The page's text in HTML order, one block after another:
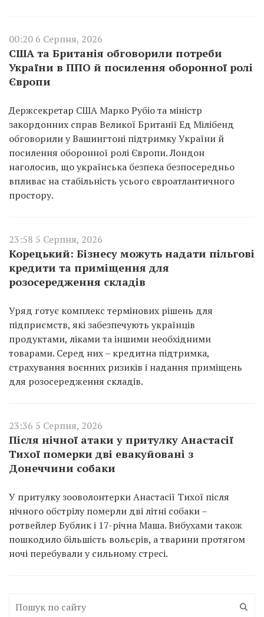
00:20 6 Серпня, 2026
США та Британія обговорили потреби
України в ППО й посилення оборонної ролі
Європи
Держсекретар США Марко Рубіо та міністр
закордонних справ Великої Британії Ед Мілібенд
обговорили у Вашингтоні підтримку України й
посилення оборонної ролі Європи. Лондон
наголосив, що українська безпека безпосередньо
впливає на стабільність усього євроатлантичного
простору.
23:58 5 Серпня, 2026
Корецький: Бізнесу можуть надати пільгові
кредити та приміщення для
розосередження складів
Уряд готує комплекс термінових рішень для
підприємств, які забезпечують українців
продуктами, ліками та іншими необхідними
товарами. Серед них – кредитна підтримка,
страхування воєнних ризиків і надання приміщень
для розосередження складів.
23:36 5 Серпня, 2026
Після нічної атаки у притулку Анастасії
Тихої померки дві евакуйовані з
Донеччини собаки
У притулку зооволонтерки Анастасії Тихої після
нічного обстрілу померли дві літні собаки –
ротвейлер Бублик і 17-річна Маша. Вибухами також
пошкодило більшість вольєрів, а тварини протягом
ночі перебували у сильному стресі.